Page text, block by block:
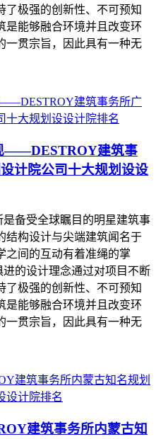
了极强的创新性、不可预知
是能够融合环境并且改变环
贯宗旨，因此具有一种无
——DESTROY建筑事
计院公司十大规划设设
备受全球瞩目的明星建筑事
结构设计与尖端建筑闻名于
之间的互动有着准绳的掌
的设计理念通过对项目不断
了极强的创新性、不可预知
是能够融合环境并且改变环
贯宗旨，因此具有一种无
建筑事务所内蒙古知